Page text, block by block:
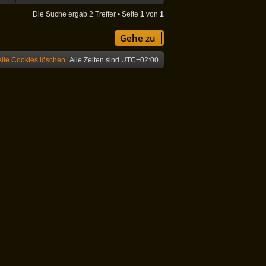
Die Suche ergab 2 Treffer • Seite 1 von 1
Gehe zu
Alle Zeiten sind UTC+02:00
Cookies löschen